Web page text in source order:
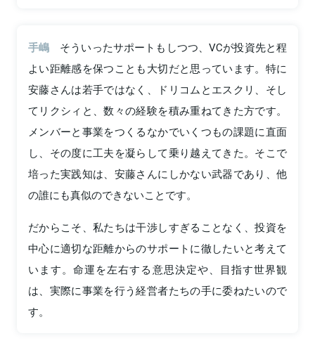
手嶋
そういったサポートもしつつ、VCが投資先と程
よい距離感を保つことも大切だと思っています。特に
安藤さんは若手ではなく、ドリコムとエスクリ、そし
てリクシィと、数々の経験を積み重ねてきた方です。
メンバーと事業をつくるなかでいくつもの課題に直面
し、その度に工夫を凝らして乗り越えてきた。そこで
培った実践知は、安藤さんにしかない武器であり、他
の誰にも真似のできないことです。
だからこそ、私たちは干渉しすぎることなく、投資を
中心に適切な距離からのサポートに徹したいと考えて
います。命運を左右する意思決定や、目指す世界観
は、実際に事業を行う経営者たちの手に委ねたいので
す。